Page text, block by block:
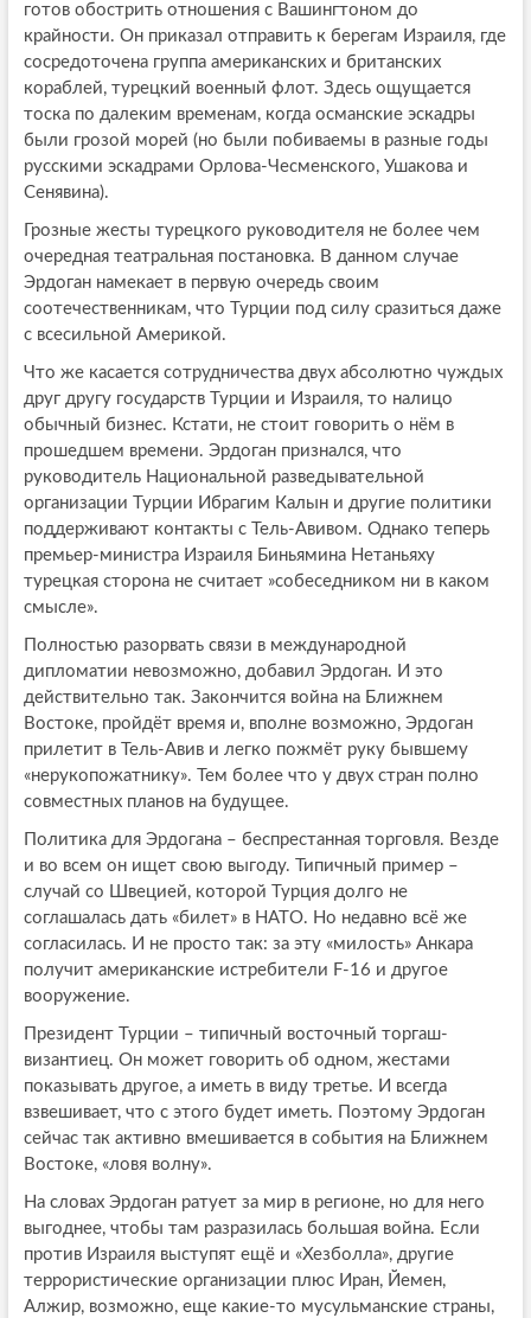
готов обострить отношения с Вашингтоном до
крайности. Он приказал отправить к берегам Израиля, где
сосредоточена группа американских и британских
кораблей, турецкий военный флот. Здесь ощущается
тоска по далеким временам, когда османские эскадры
были грозой морей (но были побиваемы в разные годы
русскими эскадрами Орлова-Чесменского, Ушакова и
Сенявина).
Грозные жесты турецкого руководителя не более чем
очередная театральная постановка. В данном случае
Эрдоган намекает в первую очередь своим
соотечественникам, что Турции под силу сразиться даже
с всесильной Америкой.
Что же касается сотрудничества двух абсолютно чуждых
друг другу государств Турции и Израиля, то налицо
обычный бизнес. Кстати, не стоит говорить о нём в
прошедшем времени. Эрдоган признался, что
руководитель Национальной разведывательной
организации Турции Ибрагим Калын и другие политики
поддерживают контакты с Тель-Авивом. Однако теперь
премьер-министра Израиля Биньямина Нетаньяху
турецкая сторона не считает »собеседником ни в каком
смысле».
Полностью разорвать связи в международной
дипломатии невозможно, добавил Эрдоган. И это
действительно так. Закончится война на Ближнем
Востоке, пройдёт время и, вполне возможно, Эрдоган
прилетит в Тель-Авив и легко пожмёт руку бывшему
«нерукопожатнику». Тем более что у двух стран полно
совместных планов на будущее.
Политика для Эрдогана – беспрестанная торговля. Везде
и во всем он ищет свою выгоду. Типичный пример –
случай со Швецией, которой Турция долго не
соглашалась дать «билет» в НАТО. Но недавно всё же
согласилась. И не просто так: за эту «милость» Анкара
получит американские истребители F-16 и другое
вооружение.
Президент Турции – типичный восточный торгаш-
византиец. Он может говорить об одном, жестами
показывать другое, а иметь в виду третье. И всегда
взвешивает, что с этого будет иметь. Поэтому Эрдоган
сейчас так активно вмешивается в события на Ближнем
Востоке, «ловя волну».
На словах Эрдоган ратует за мир в регионе, но для него
выгоднее, чтобы там разразилась большая война. Если
против Израиля выступят ещё и «Хезболла», другие
террористические организации плюс Иран, Йемен,
Алжир, возможно, еще какие-то мусульманские страны,